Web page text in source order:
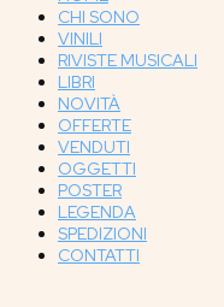
CHI SONO
VINILI
RIVISTE MUSICALI
LIBRI
NOVITÀ
OFFERTE
VENDUTI
OGGETTI
POSTER
LEGENDA
SPEDIZIONI
CONTATTI